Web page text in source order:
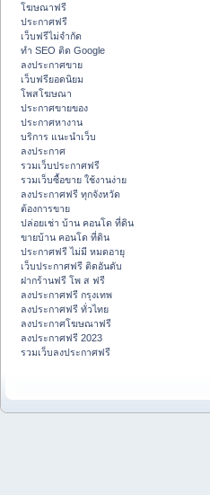
โฆษณาฟรี
ประกาศฟรี
เว็บฟรีไม่จำกัด
ทำ SEO ติด Google
ลงประกาศขาย
เว็บฟรียอดนิยม
โพสโฆษณา
ประกาศขายของ
ประกาศหางาน
บริการ แนะนำเว็บ
ลงประกาศ
รวมเว็บประกาศฟรี
รวมเว็บซื้อขาย ใช้งานง่าย
ลงประกาศฟรี ทุกจังหวัด
ต้องการขาย
ปล่อยเช่า บ้าน คอนโด ที่ดิน
ขายบ้าน คอนโด ที่ดิน
ประกาศฟรี ไม่มี หมดอายุ
เว็บประกาศฟรี ติดอันดับ
ฝากร้านฟรี โพ ส ฟรี
ลงประกาศฟรี กรุงเทพ
ลงประกาศฟรี ทั่วไทย
ลงประกาศโฆษณาฟรี
ลงประกาศฟรี 2023
รวมเว็บลงประกาศฟรี